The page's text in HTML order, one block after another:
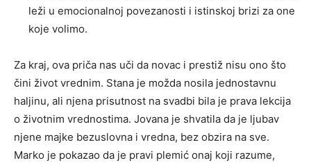
leži u emocionalnoj povezanosti i istinskoj brizi za one
koje volimo.
Za kraj, ova priča nas uči da novac i prestiž nisu ono što
čini život vrednim. Stana je možda nosila jednostavnu
haljinu, ali njena prisutnost na svadbi bila je prava lekcija
o životnim vrednostima. Jovana je shvatila da je ljubav
njene majke bezuslovna i vredna, bez obzira na sve.
Marko je pokazao da je pravi plemić onaj koji razume,